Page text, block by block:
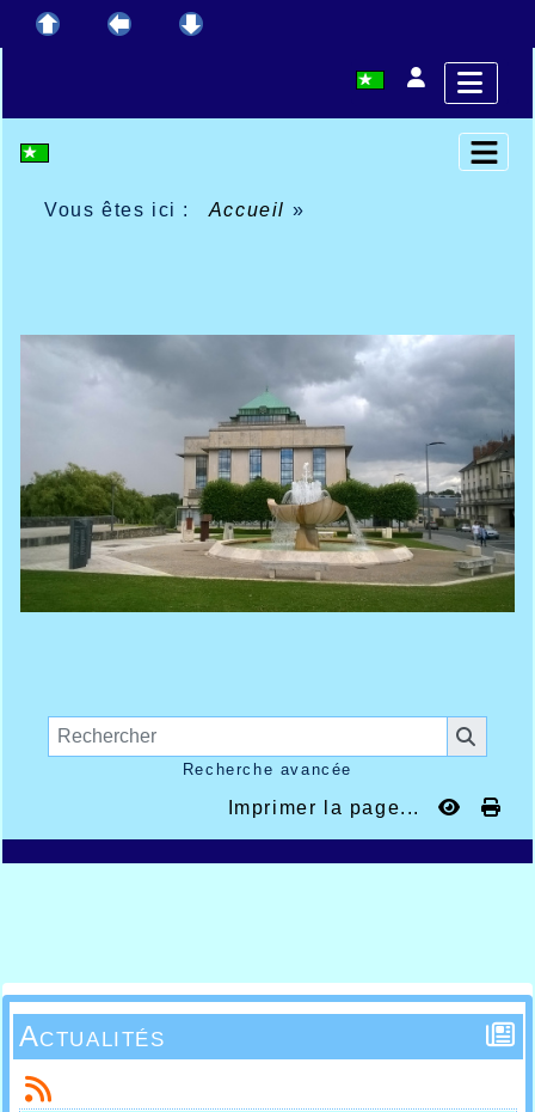
Vous êtes ici : Accueil »
Recherche avancée
Imprimer la page...
Actualités